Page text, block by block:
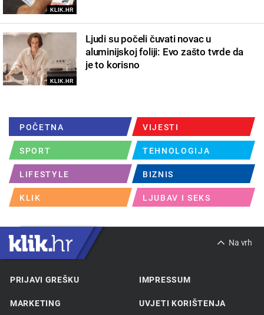
KLIK.HR
KLIK.HR
Ljudi su počeli čuvati novac u
aluminijskoj foliji: Evo zašto tvrde da
je to korisno
POČETNA VIJESTI
SPORT TEHNOLOGIJA
LIFESTYLE BIZNIS
KLIK LJUBAV I SEKS
Na vrh
PRIJAVI GREŠKU IMPRESSUM
MARKETING UVJETI KORIŠTENJA